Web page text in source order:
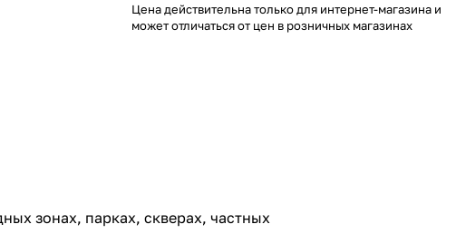
Цена действительна только для интернет-магазина и
может отличаться от цен в розничных магазинах
зонах, парках, скверах, частных